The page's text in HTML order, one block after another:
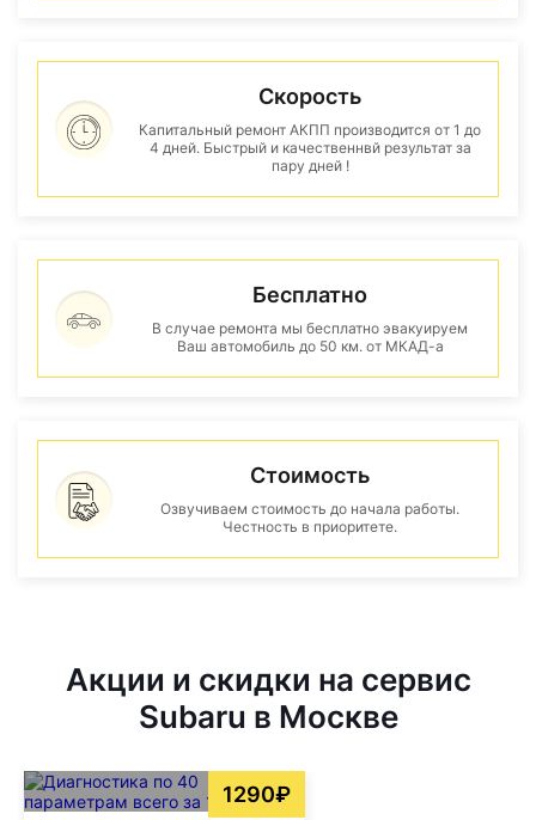
Скорость
Капитальный ремонт АКПП производится от 1 до
4 дней. Быстрый и качественнвй результат за
пару дней !
Бесплатно
В случае ремонта мы бесплатно эвакуируем
Ваш автомобиль до 50 км. от МКАД-а
Стоимость
Озвучиваем стоимость до начала работы.
Честность в приоритете.
Акции и скидки на сервис
Subaru в Москве
1290₽